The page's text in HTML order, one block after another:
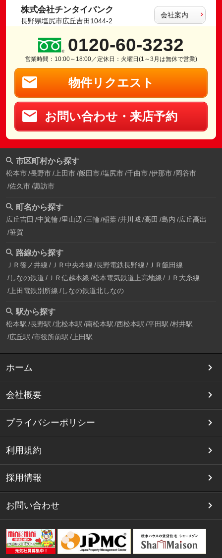
株式会社チンタイバンク
長野県塩尻市広丘吉田1044-2
会社案内
0120-60-3232
営業時間：10:00～18:00／定休日：火曜日(1～3月は無休で営業)
物件リクエスト
お問い合わせ・来店予約
市区町村から探す
松本市 長野市 上田市 飯田市 塩尻市 千曲市 伊那市 岡谷市
佐久市 諏訪市
町名から探す
広丘吉田 中箕輪 里山辺 三輪 稲葉 井川城 高田 島内 広丘高出
笹賀
路線から探す
ＪＲ篠ノ井線 ＪＲ中央本線 長野電鉄長野線 ＪＲ飯田線
しなの鉄道 ＪＲ信越本線 松本電気鉄道上高地線
ＪＲ大糸線
上田電鉄別所線 しなの鉄道北しなの
駅から探す
松本駅 長野駅 北松本駅 南松本駅 西松本駅 平田駅 村井駅
広丘駅 市役所前駅 上田駅
ホーム
会社概要
プライバシーポリシー
利用規約
採用情報
お問い合わせ